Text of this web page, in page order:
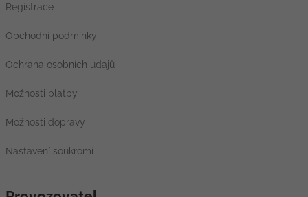
Registrace
Obchodní podmínky
Ochrana osobních údajů
Možnosti platby
Možnosti dopravy
Nastavení soukromí